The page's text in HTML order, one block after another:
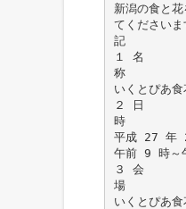
新潟の食と
てくださいま
記
１ 名
称
いくとぴあ食
２ 日
時
平成 27 年
午前 9 時～
３ 会
場
いくとぴあ